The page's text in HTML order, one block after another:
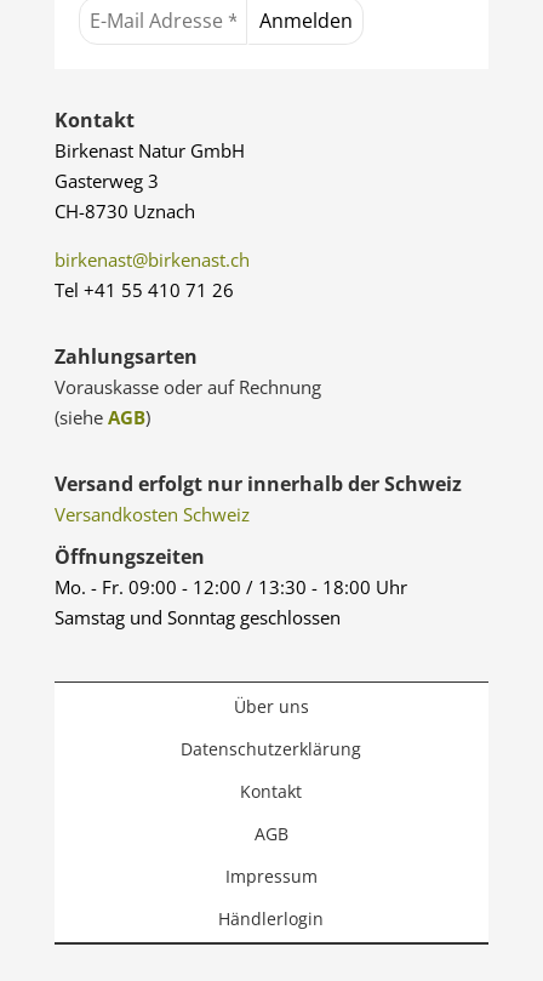
Kontakt
Birkenast Natur GmbH
Gasterweg 3
CH-8730 Uznach
birkenast@birkenast.ch
Tel +41 55 410 71 26
Zahlungsarten
Vorauskasse oder auf Rechnung
(siehe AGB)
Versand erfolgt nur innerhalb der Schweiz
Versandkosten Schweiz
Öffnungszeiten
Mo. - Fr. 09:00 - 12:00 / 13:30 - 18:00 Uhr
Samstag und Sonntag geschlossen
Über uns
Datenschutzerklärung
Kontakt
AGB
Impressum
Händlerlogin